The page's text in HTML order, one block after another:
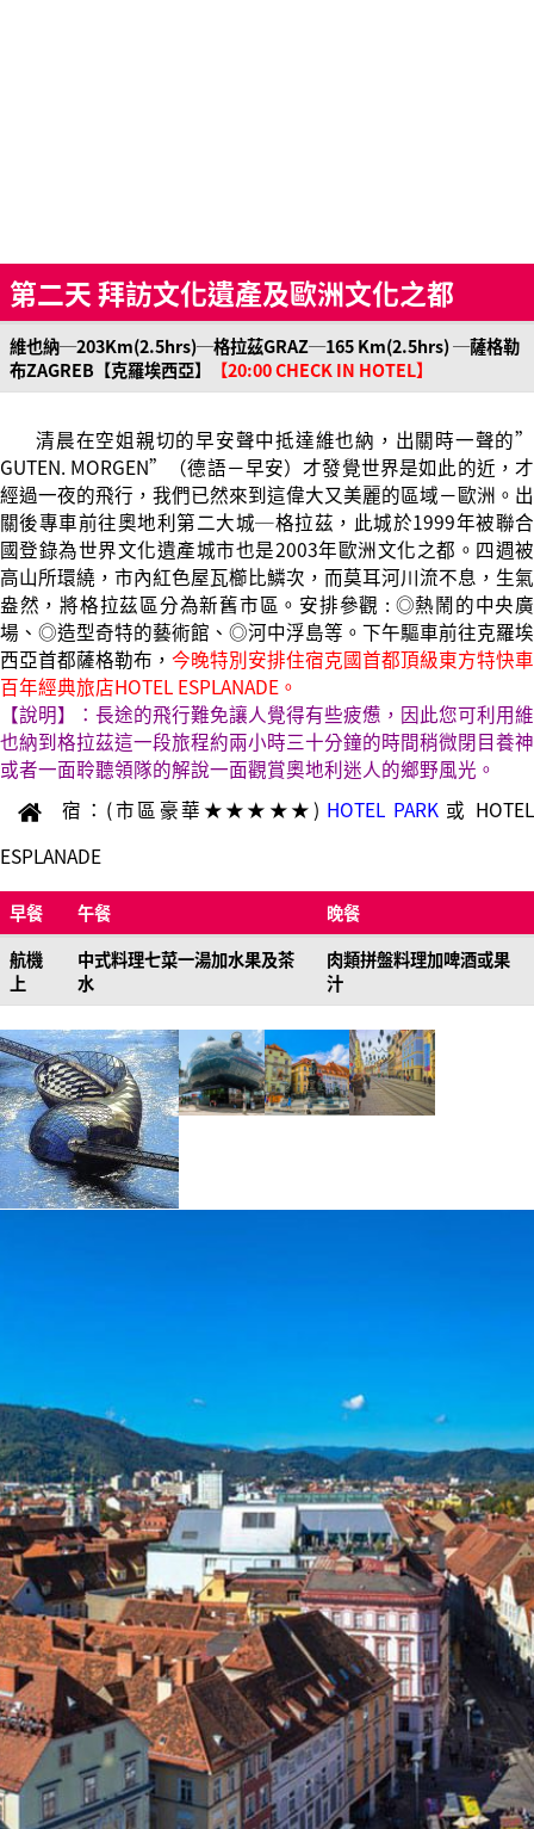
第二天 拜訪文化遺產及歐洲文化之都
維也納─203Km(2.5hrs)─格拉茲GRAZ─165 Km(2.5hrs) ─薩格勒
布ZAGREB【克羅埃西亞】
【20:00 CHECK IN HOTEL】
清晨在空姐親切的早安聲中抵達維也納，出關時一聲的”
GUTEN. MORGEN”（德語－早安）才發覺世界是如此的近，才
經過一夜的飛行，我們已然來到這偉大又美麗的區域－歐洲。出
關後專車前往奧地利第二大城─格拉茲，此城於1999年被聯合
國登錄為世界文化遺產城市也是2003年歐洲文化之都。四週被
高山所環繞，市內紅色屋瓦櫛比鱗次，而莫耳河川流不息，生氣
盎然，將格拉茲區分為新舊市區。安排參觀 : ◎熱鬧的中央廣
場、◎造型奇特的藝術館、◎河中浮島等。下午驅車前往克羅埃
西亞首都薩格勒布， 今晚特別安排住宿克國首都頂級東方特快車
百年經典旅店HOTEL ESPLANADE。
【說明】：長途的飛行難免讓人覺得有些疲憊，因此您可利用維
也納到格拉茲這一段旅程約兩小時三十分鐘的時間稍微閉目養神
或者一面聆聽領隊的解說一面觀賞奧地利迷人的鄉野風光。
宿：(市區豪華★★★★★) HOTEL PARK或 HOTEL
ESPLANADE
早餐 午餐
晚餐
航機
上
中式料理七菜一湯加水果及茶
水
肉類拼盤料理加啤酒或果
汁